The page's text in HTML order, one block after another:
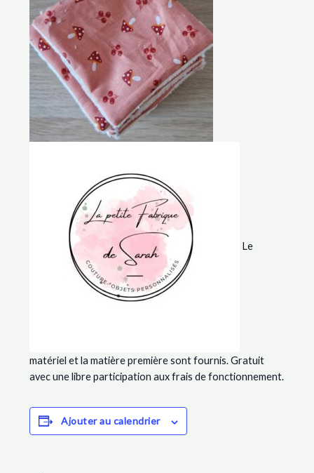
Le
matériel et la matière première sont fournis. Gratuit
avec une libre participation aux frais de fonctionnement.
Ajouter au calendrier